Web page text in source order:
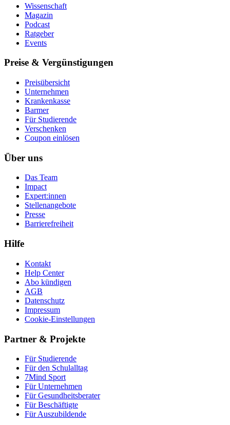
Wissenschaft
Magazin
Podcast
Ratgeber
Events
Preise & Vergünstigungen
Preisübersicht
Unternehmen
Krankenkasse
Barmer
Für Studierende
Ver­schen­ken
Coupon einlösen
Über uns
Das Team
Impact
Expert:innen
Stellenangebote
Presse
Barrierefreiheit
Hilfe
Kontakt
Help Center
Abo kündigen
AGB
Datenschutz
Impressum
Cookie-Einstellungen
Partner & Projekte
Für Stu­die­rende
Für den Schulalltag
7Mind Sport
Für Unter­neh­men
Für Gesund­heits­be­ra­ter
Für Beschäftigte
Für Auszubildende